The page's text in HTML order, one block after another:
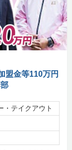
盟金等110万円
・テイクアウト